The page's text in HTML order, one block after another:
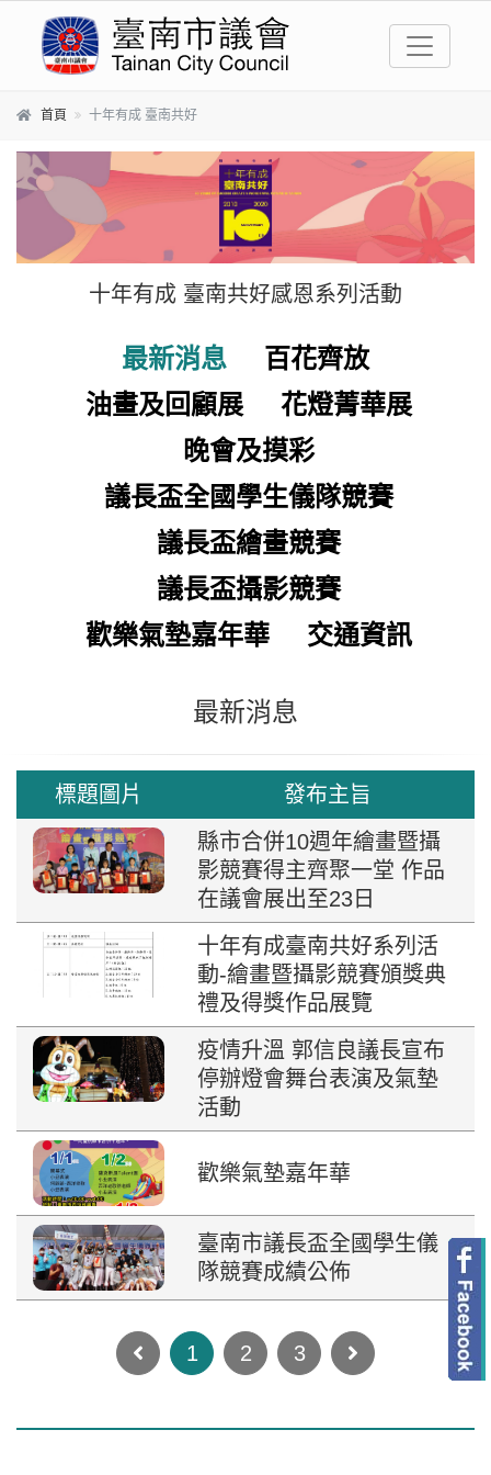
跳到主要內容區塊
首頁 十年有成 臺南共好
十年有成 臺南共好感恩系列活動
最新消息
百花齊放
油畫及回顧展
花燈菁華展
晚會及摸彩
議長盃全國學生儀隊競賽
議長盃繪畫競賽
議長盃攝影競賽
歡樂氣墊嘉年華
交通資訊
最新消息
標題圖片
發布主旨
縣市合併10週年繪畫暨攝
影競賽得主齊聚一堂 作品
在議會展出至23日
十年有成臺南共好系列活
動-繪畫暨攝影競賽頒獎典
禮及得獎作品展覽
疫情升溫 郭信良議長宣布
停辦燈會舞台表演及氣墊
活動
歡樂氣墊嘉年華
臺南市議長盃全國學生儀
隊競賽成績公佈
1 2 3 Next